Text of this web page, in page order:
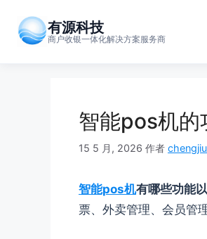
有源科技
商户收银一体化解决方案服务商
智能pos机的
15 5 月, 2026 作者
智能pos机有哪些功能
票、外卖管理、会员管